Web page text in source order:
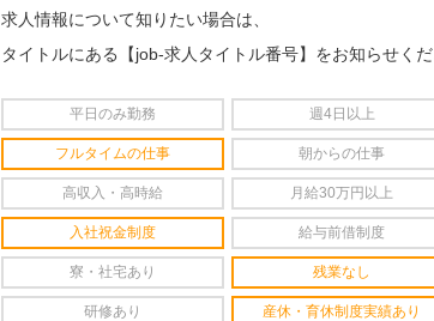
求人情報について知りたい場合は、
タイトルにある【job-求人タイトル番号】をお知らせく
平日のみ勤務 週4日以上
フルタイムの仕事 朝からの仕事
高収入・高時給 月給30万円以上
入社祝金制度 給与前借制度
寮・社宅あり 残業なし
研修あり 産休・育休制度実績あり